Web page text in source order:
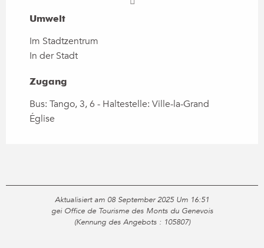
Umwelt
Umwelt
Im Stadtzentrum
In der Stadt
Zugang
Zugang
Bus: Tango, 3, 6 - Haltestelle: Ville-la-Grand
Église
Aktualisiert am 08 September 2025 Um 16:51
gei Office de Tourisme des Monts du Genevois
(Kennung des Angebots : 105807)